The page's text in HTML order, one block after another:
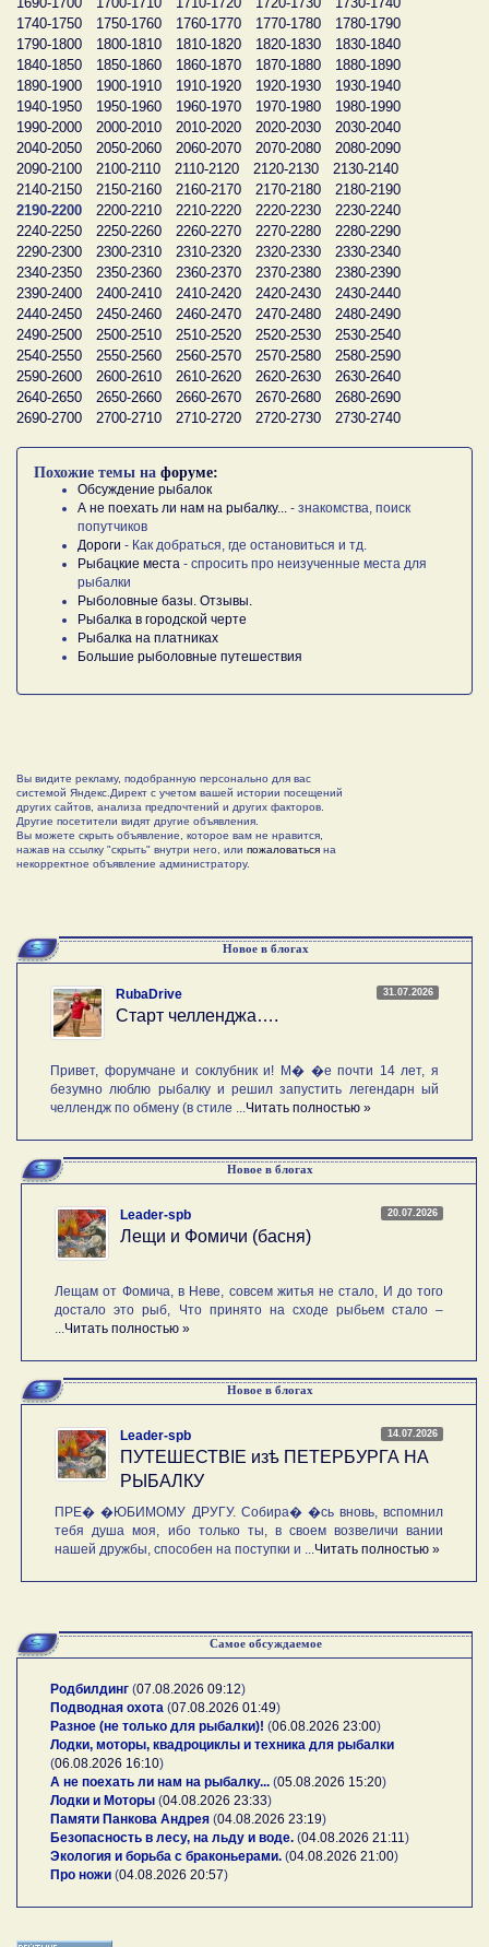
1740-1750
1750-1760 1760-1770 1770-1780
1780-1790
1790-1800
1800-1810 1810-1820 1820-1830
1830-1840
1840-1850
1850-1860 1860-1870 1870-1880
1880-1890
1890-1900
1900-1910 1910-1920 1920-1930
1930-1940
1940-1950
1950-1960 1960-1970 1970-1980
1980-1990
1990-2000
2000-2010 2010-2020 2020-2030
2030-2040
2040-2050
2050-2060 2060-2070 2070-2080
2080-2090
2090-2100
2100-2110 2110-2120 2120-2130
2130-2140
2140-2150
2150-2160 2160-2170 2170-2180
2180-2190
2190-2200
2200-2210 2210-2220 2220-2230
2230-2240
2240-2250
2250-2260 2260-2270 2270-2280
2280-2290
2290-2300
2300-2310 2310-2320 2320-2330
2330-2340
2340-2350
2350-2360 2360-2370 2370-2380
2380-2390
2390-2400
2400-2410 2410-2420 2420-2430
2430-2440
2440-2450
2450-2460 2460-2470 2470-2480
2480-2490
2490-2500
2500-2510 2510-2520 2520-2530
2530-2540
2540-2550
2550-2560 2560-2570 2570-2580
2580-2590
2590-2600
2600-2610 2610-2620 2620-2630
2630-2640
2640-2650
2650-2660 2660-2670 2670-2680
2680-2690
2690-2700
2700-2710 2710-2720 2720-2730 2730-2740
Похожие темы на форуме:
Обсуждение рыбалок
А не поехать ли нам на рыбалку...
- знакомства, поиск
попутчиков
Дороги - Как добраться, где остановиться и тд.
Рыбацкие места - спросить про неизученные места для
рыбалки
Рыболовные базы. Отзывы.
Рыбалка в городской черте
Рыбалка на платниках
Большие рыболовные путешествия
Вы видите рекламу, подобранную персонально для вас
системой Яндекс.Директ с учетом вашей истории посещений
других сайтов, анализа предпочтений и других факторов.
Другие посетители видят другие объявления.
Вы можете скрыть объявление, которое вам не нравится,
нажав на ссылку "скрыть" внутри него, или пожаловаться на
некорректное объявление администратору.
Новое в блогах
31.07.2026
RubaDrive
Старт челленджа….
Привет, форумчане и соклубник и! М� �е почти 14 лет, я
безумно люблю рыбалку и решил запустить легендарн ый
челлендж по обмену (в стиле ... Читать полностью »
Новое в блогах
20.07.2026
Leader-spb
Лещи и Фомичи (басня)
Лещам от Фомича, в Неве, совсем житья не стало, И до того
достало это рыб, Что принято на сходе рыбьем стало –
Читать полностью »
Новое в блогах
14.07.2026
Leader-spb
ПУТЕШЕСТВIE изѣ ПЕТЕРБУРГА НА
РЫБАЛКУ
ПРЕ� �ЮБИМОМУ ДРУГУ. Собира� �сь вновь, вспомнил
тебя душа моя, ибо только ты, в своем возвеличи вании
нашей дружбы, способен на поступки и ... Читать полностью »
Самое обсуждаемое
Родбилдинг (07.08.2026 09:12)
Подводная охота (07.08.2026 01:49)
Разное (не только для рыбалки)! (06.08.2026 23:00)
Лодки, моторы, квадроциклы и техника для рыбалки
(06.08.2026 16:10)
А не поехать ли нам на рыбалку... (05.08.2026 15:20)
Лодки и Моторы (04.08.2026 23:33)
Памяти Панкова Андрея (04.08.2026 23:19)
Безопасность в лесу, на льду и воде. (04.08.2026 21:11 )
Экология и борьба с браконьерами. (04.08.2026 21:00)
Про ножи (04.08.2026 20:57)